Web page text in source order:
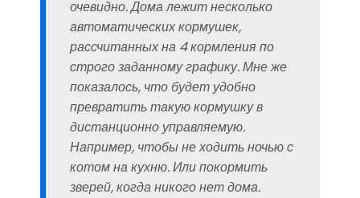
очевидно. Дома лежит несколько
автоматических кормушек,
рассчитанных на 4 кормления по
строго заданному графику. Мне же
показалось, что будет удобно
превратить такую кормушку в
дистанционно управляемую.
Например, чтобы не ходить ночью с
котом на кухню. Или покормить
зверей, когда никого нет дома.